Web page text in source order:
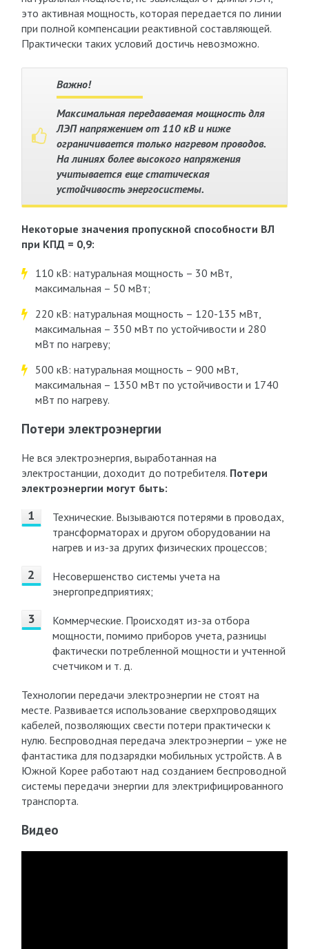
это активная мощность, которая передается по линии
при полной компенсации реактивной составляющей.
Практически таких условий достичь невозможно.
Важно!
Максимальная передаваемая мощность для
ЛЭП напряжением от 110 кВ и ниже
ограничивается только нагревом проводов.
На линиях более высокого напряжения
учитывается еще статическая
устойчивость энергосистемы.
Некоторые значения пропускной способности ВЛ
при КПД = 0,9:
110 кВ: натуральная мощность – 30 мВт,
максимальная – 50 мВт;
220 кВ: натуральная мощность – 120-135 мВт,
максимальная – 350 мВт по устойчивости и 280
мВт по нагреву;
500 кВ: натуральная мощность – 900 мВт,
максимальная – 1350 мВт по устойчивости и 1740
мВт по нагреву.
Потери электроэнергии
Не вся электроэнергия, выработанная на
электростанции, доходит до потребителя. Потери
электроэнергии могут быть:
Технические. Вызываются потерями в проводах,
трансформаторах и другом оборудовании на
нагрев и из-за других физических процессов;
Несовершенство системы учета на
энергопредприятиях;
Коммерческие. Происходят из-за отбора
мощности, помимо приборов учета, разницы
фактически потребленной мощности и учтенной
счетчиком и т. д.
Технологии передачи электроэнергии не стоят на
месте. Развивается использование сверхпроводящих
кабелей, позволяющих свести потери практически к
нулю. Беспроводная передача электроэнергии – уже не
фантастика для подзарядки мобильных устройств. А в
Южной Корее работают над созданием беспроводной
системы передачи энергии для электрифицированного
транспорта.
Видео